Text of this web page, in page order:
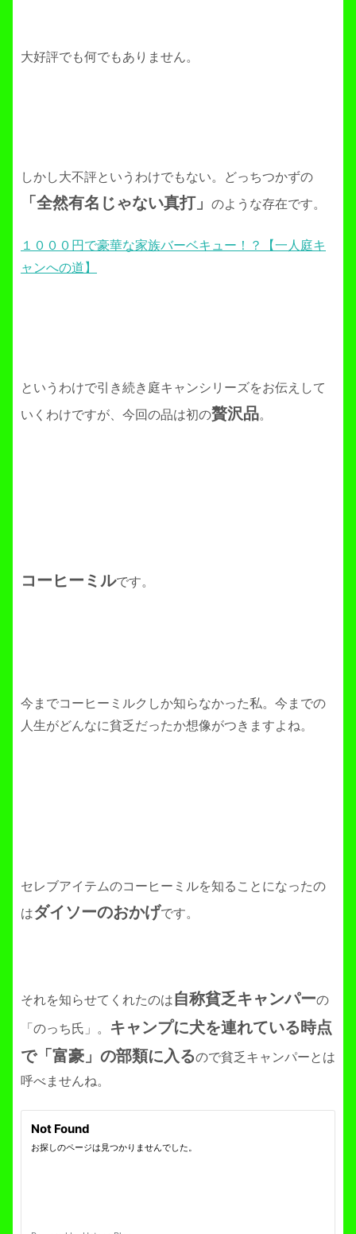
大好評でも何でもありません。
しかし大不評というわけでもない。どっちつかずの
「全然有名じゃない真打」 のような存在です。
１０００円で豪華な家族バーベキュー！？【一人庭キ
ャンへの道】
というわけで引き続き庭キャンシリーズをお伝えして
いくわけですが、今回の品は初の贅沢品。
コーヒーミルです。
今までコーヒーミルクしか知らなかった私。今までの
人生がどんなに貧乏だったか想像がつきますよね。
セレブアイテムのコーヒーミルを知ることになったの
はダイソーのおかげです。
それを知らせてくれたのは自称貧乏キャンパーの
「のっち氏」。
キャンプに犬を連れている時点
で「富豪」の部類に入るので貧乏キャンパーとは
呼べませんね。